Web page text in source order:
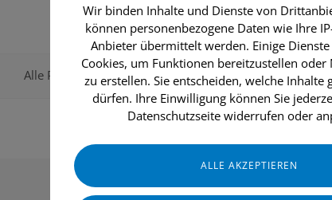
Alle Produkte Aktionen Topseller
Wir binden Inhalte und Dienste von
können personenbezogene Daten wie Ihre
Anbieter übermittelt werden. Einige Dienste
Cookies, um Funktionen bereitzustellen
zu erstellen. Sie entscheiden, welche Inhalte
dürfen. Ihre Einwilligung können Sie
Datenschutzseite widerrufen oder